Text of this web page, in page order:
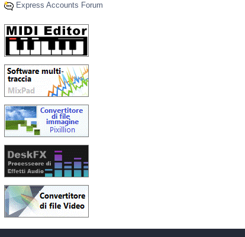
Express Accounts Forum